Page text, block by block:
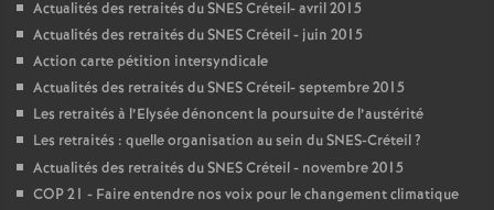
Actualités des retraités duSNESCréteil- avril 2015
Actualités des retraités duSNESCréteil - juin 2015
Action carte pétition intersyndicale
Actualités des retraités duSNESCréteil- septembre 2015
Les retraités à l’Elysée dénoncent la poursuite de l’austérité
Les retraités : quelle organisation au sein duSNES-Créteil?
Actualités des retraités duSNESCréteil - novembre 2015
COP21 - Faire entendre nos voix pour le changement climatique